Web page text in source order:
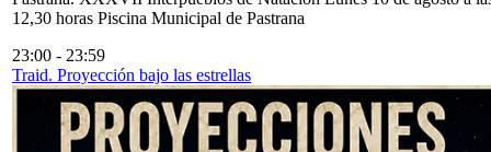
12,30 horas Piscina Municipal de Pastrana
23:00 - 23:59
Traid. Proyección bajo las estrellas